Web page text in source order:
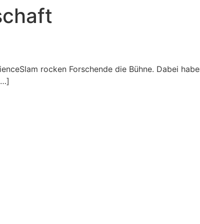
rocken Forschende die Bühne. Dabei